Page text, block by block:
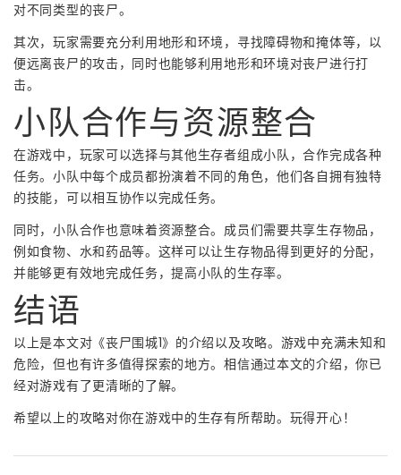
对不同类型的丧尸。
其次，玩家需要充分利用地形和环境，寻找障碍物和掩体等，以
便远离丧尸的攻击，同时也能够利用地形和环境对丧尸进行打
击。
小队合作与资源整合
在游戏中，玩家可以选择与其他生存者组成小队，合作完成各种
任务。小队中每个成员都扮演着不同的角色，他们各自拥有独特
的技能，可以相互协作以完成任务。
同时，小队合作也意味着资源整合。成员们需要共享生存物品，
例如食物、水和药品等。这样可以让生存物品得到更好的分配，
并能够更有效地完成任务，提高小队的生存率。
结语
以上是本文对《丧尸围城1》的介绍以及攻略。游戏中充满未知和
危险，但也有许多值得探索的地方。相信通过本文的介绍，你已
经对游戏有了更清晰的了解。
希望以上的攻略对你在游戏中的生存有所帮助。玩得开心！